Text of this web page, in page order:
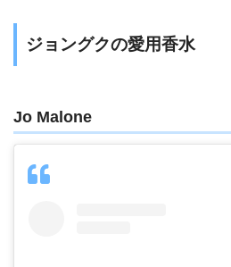
ジョングクの愛用香水
Jo Malone